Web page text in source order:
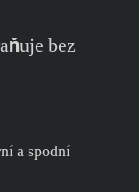
bez
a spodní